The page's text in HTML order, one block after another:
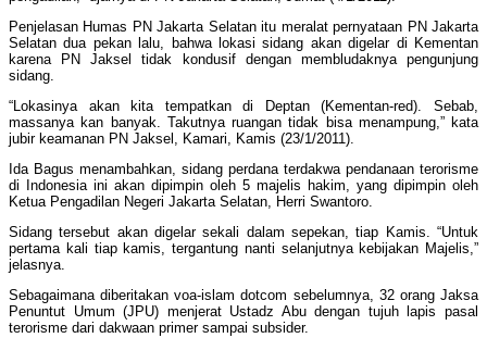
Penjelasan Humas PN Jakarta Selatan itu meralat pernyataan PN Jakarta
Selatan dua pekan lalu, bahwa lokasi sidang akan digelar di Kementan
karena PN Jaksel tidak kondusif dengan membludaknya pengunjung
sidang.
“Lokasinya akan kita tempatkan di Deptan (Kementan-red). Sebab,
massanya kan banyak. Takutnya ruangan tidak bisa menampung,” kata
jubir keamanan PN Jaksel, Kamari, Kamis (23/1/2011).
Ida Bagus menambahkan, sidang perdana terdakwa pendanaan terorisme
di Indonesia ini akan dipimpin oleh 5 majelis hakim, yang dipimpin oleh
Ketua Pengadilan Negeri Jakarta Selatan, Herri Swantoro.
Sidang tersebut akan digelar sekali dalam sepekan, tiap Kamis. “Untuk
pertama kali tiap kamis, tergantung nanti selanjutnya kebijakan Majelis,”
jelasnya.
Sebagaimana diberitakan voa-islam dotcom sebelumnya, 32 orang Jaksa
Penuntut Umum (JPU) menjerat Ustadz Abu dengan tujuh lapis pasal
terorisme dari dakwaan primer sampai subsider.